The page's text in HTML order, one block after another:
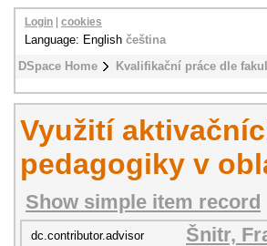
DSpace Home Kvalifikační práce dle
Login cookies
Language: English čeština
Využití
pedagogiky v
Show simple item record
dc.contributor.advisor Šnitr,